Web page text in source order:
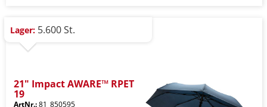
Lager: 5.600 St.
21" Impact AWARE™ RPET
19
ArtNr.:81_850595